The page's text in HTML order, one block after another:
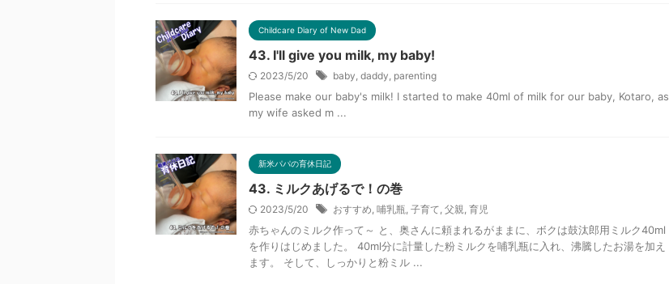
Childcare Diary of New Dad
43. I'll give you milk, my baby!
2023/5/20 baby, daddy, parenting
Please make our baby's milk! I started to make 40ml of milk for our baby, Kotaro, as
my wife asked m ...
新米パパの育休日記
43. ミルクあげるで！の巻
2023/5/20 おすすめ, 哺乳瓶, 子育て, 父親, 育児
赤ちゃんのミルク作って～ と、奥さんに頼まれるがままに、ボクは鼓汰郎用ミルク40ml
を作りはじめました。 40ml分に計量した粉ミルクを哺乳瓶に入れ、沸騰したお湯を加え
ます。 そして、しっかりと粉ミル ...